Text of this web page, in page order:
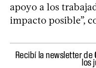
apoyo a los
impacto posible”,
Recibí la newsletter de
los